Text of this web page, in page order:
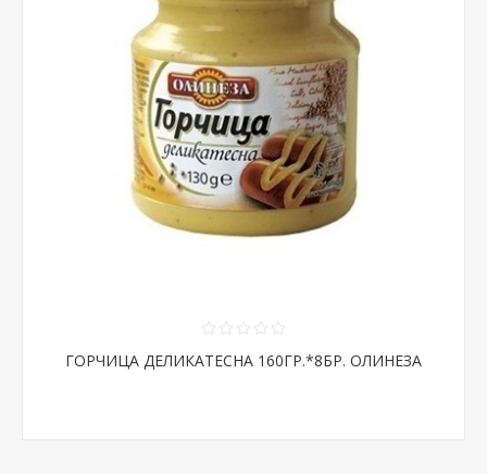
ГОРЧИЦА ДЕЛИКАТЕСНА 160ГР.*8БР. ОЛИНЕЗА